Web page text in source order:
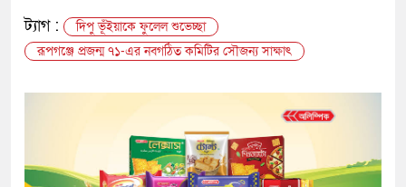
ট্যাগ :
দিপু ভূঁইয়াকে ফুলেল শুভেচ্ছা
রূপগঞ্জে প্রজন্ম ৭১-এর নবগঠিত কমিটির সৌজন্য সাক্ষাৎ